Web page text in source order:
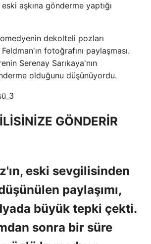
aşkına gönderme yaptığı
dekolteli pozları
fotoğrafını paylaşması.
Serenay Sarıkaya'nın
olduğunu düşünüyordu.
GÖNDERİR
eski sevgilisinden
paylaşımı,
büyük tepki çekti.
sonra bir süre